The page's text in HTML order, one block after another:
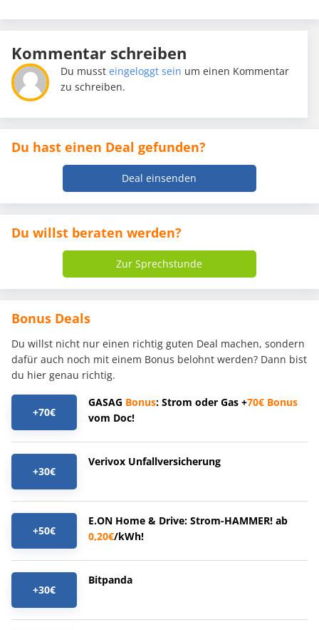
Kommentar schreiben
Du mussteingeloggt sein um einen Kommentar
zu schreiben.
Du hast einen Deal gefunden?
Deal einsenden
Du willst beraten werden?
Zur Sprechstunde
Bonus Deals
Du willst nicht nur einen richtig guten Deal machen, sondern
dafür auch noch mit einem Bonus belohnt werden? Dann bist
du hier genau richtig.
+70€
GASAG Bonus: Strom oder Gas +70€ Bonus
vom Doc!
+30€
Verivox Unfallversicherung
+50€
E.ON Home & Drive: Strom-HAMMER! ab
0,20€/kWh!
+30€
Bitpanda